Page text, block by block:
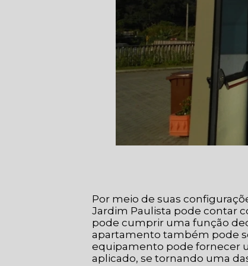
Por meio de suas
Jardim Paulista pode contar
pode cumprir uma função
apartamento também pode
equipamento pode fornecer
aplicado, se tornando uma